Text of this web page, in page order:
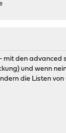
mit den
und wenn
die Listen